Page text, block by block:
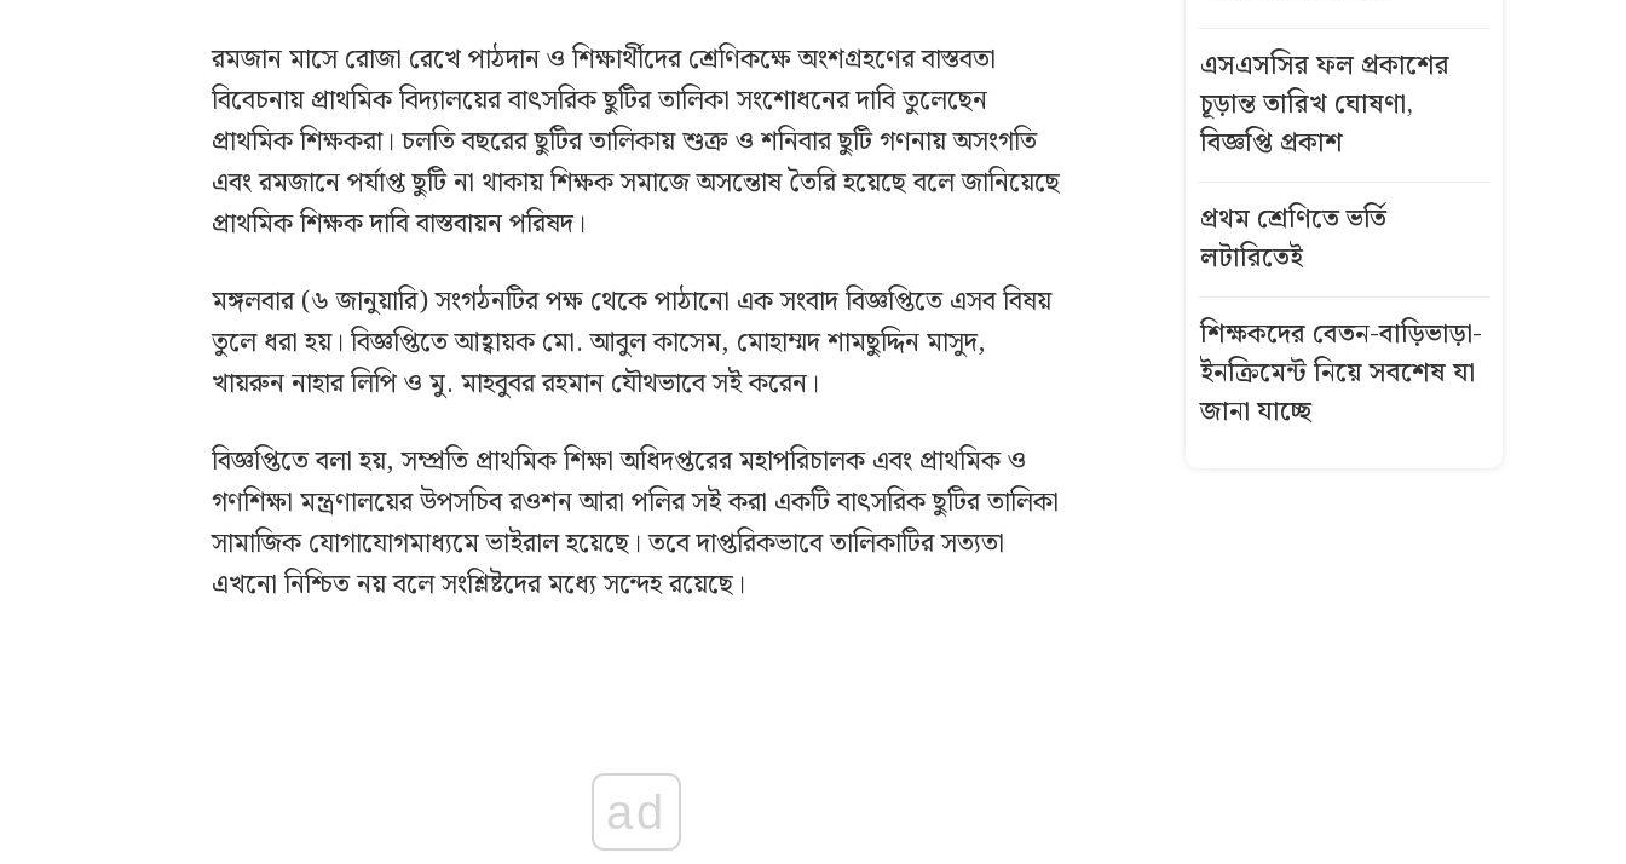
রমজান মাসে রোজা রেখে পাঠদান ও শিক্ষার্থীদের শ্রেণিকক্ষে অংশগ্রহণের বাস্তবতা
বিবেচনায় প্রাথমিক বিদ্যালয়ের বাৎসরিক ছুটির তালিকা সংশোধনের দাবি তুলেছেন
প্রাথমিক শিক্ষকরা। চলতি বছরের ছুটির তালিকায় শুক্র ও শনিবার ছুটি গণনায় অসংগতি
এবং রমজানে পর্যাপ্ত ছুটি না থাকায় শিক্ষক সমাজে অসন্তোষ তৈরি হয়েছে বলে জানিয়েছে
প্রাথমিক শিক্ষক দাবি বাস্তবায়ন পরিষদ।
মঙ্গলবার (৬ জানুয়ারি) সংগঠনটির পক্ষ থেকে পাঠানো এক সংবাদ বিজ্ঞপ্তিতে এসব বিষয়
তুলে ধরা হয়। বিজ্ঞপ্তিতে আহ্বায়ক মো. আবুল কাসেম, মোহাম্মদ শামছুদ্দিন মাসুদ,
খায়রুন নাহার লিপি ও মু. মাহবুবর রহমান যৌথভাবে সই করেন।
বিজ্ঞপ্তিতে বলা হয়, সম্প্রতি প্রাথমিক শিক্ষা অধিদপ্তরের মহাপরিচালক এবং প্রাথমিক ও
গণশিক্ষা মন্ত্রণালয়ের উপসচিব রওশন আরা পলির সই করা একটি বাৎসরিক ছুটির তালিকা
সামাজিক যোগাযোগমাধ্যমে ভাইরাল হয়েছে। তবে দাপ্তরিকভাবে তালিকাটির সত্যতা
এখনো নিশ্চিত নয় বলে সংশ্লিষ্টদের মধ্যে সন্দেহ রয়েছে।
ad
পরিবারের
শিশুসহ ৩ জন
দগ্ধ
গ্রিসে দুই
শতাধিক
অধিকাংশই
বাংলাদেশি
এসএসসির ফল প্রকাশের
চূড়ান্ত তারিখ ঘোষণা,
বিজ্ঞপ্তি প্রকাশ
প্রথম শ্রেণিতে ভর্তি
লটারিতেই
শিক্ষকদের বেতন-বাড়িভাড়া-
ইনক্রিমেন্ট নিয়ে সবশেষ যা
জানা যাচ্ছে